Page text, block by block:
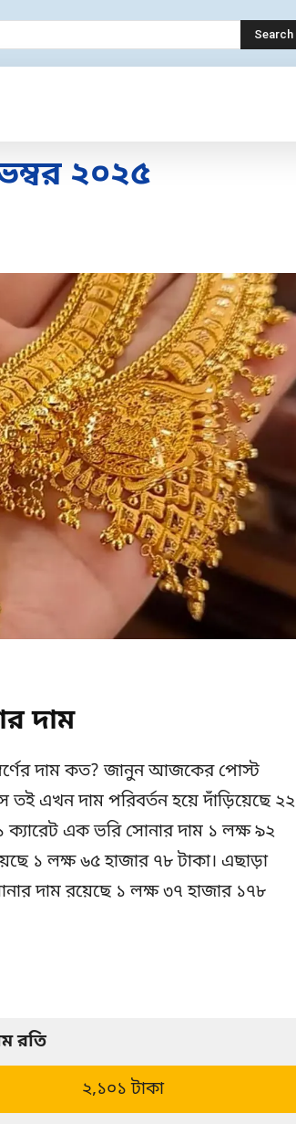
Search
২০২৫
দাম
দাম কত? জানুন আজকের পোস্ট
তই এখন দাম পরিবর্তন হয়ে দাঁড়িয়েছে ২২
ক্যারেট এক ভরি সোনার দাম ১ লক্ষ ৯২
১ লক্ষ ৬৫ হাজার ৭৮ টাকা। এছাড়া
দাম রয়েছে ১ লক্ষ ৩৭ হাজার ১৭৮
রতি
২,১০১ টাকা